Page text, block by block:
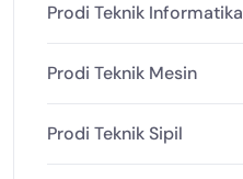
Prodi Teknik Informatika
Prodi Teknik Mesin
Prodi Teknik Sipil